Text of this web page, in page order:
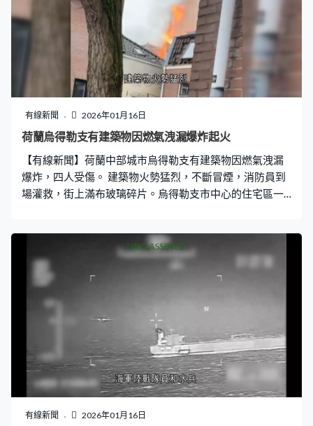
有線新聞 2026年01月16日
荷蘭烏得勒支有建築物因燃氣洩漏爆炸起火
【有線新聞】荷蘭中部城市烏得勒支有建築物因燃氣洩漏
爆炸，四人受傷。 建築物火勢猛烈，不斷冒煙，消防員到
場灌救，街上滿布玻璃碎片。烏得勒支市中心的住宅區一
座建築倒塌，未接報有人失蹤，但救援人員仍在瓦礫搜
索，正調查燃氣洩漏原因。
有線新聞 2026年01月16日